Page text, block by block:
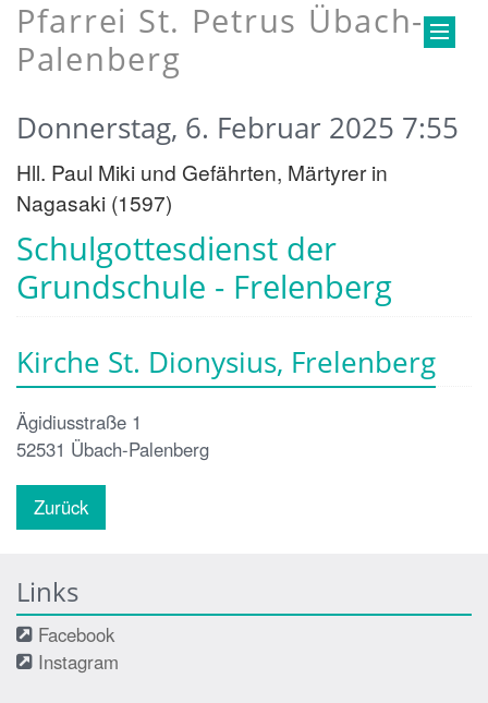
Pfarrei St. Petrus Übach-
Palenberg
Schulgottesdienst der
Grundschule - Frelenberg
Donnerstag, 6. Februar 2025 7:55
Hll. Paul Miki und Gefährten, Märtyrer in
Nagasaki (1597)
Kirche St. Dionysius, Frelenberg
Ägidiusstraße 1
52531 Übach-Palenberg
Zurück
Links
Facebook
Instagram